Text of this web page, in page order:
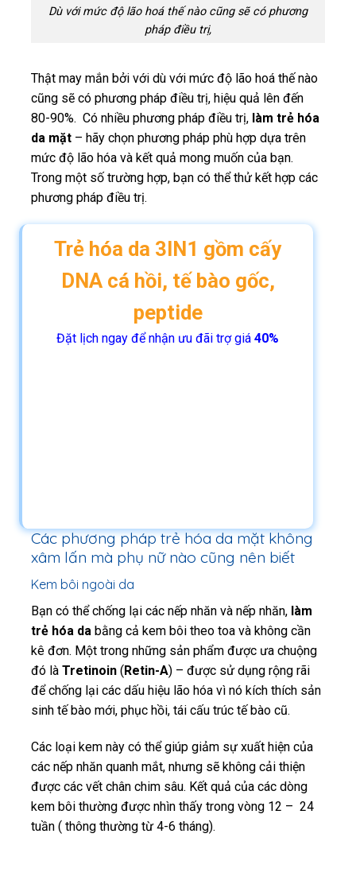
Dù với mức độ lão hoá thế nào cũng sẽ có phương
pháp điều trị,
Thật may mắn bởi với dù với mức độ lão hoá thế nào
cũng sẽ có phương pháp điều trị, hiệu quả lên đến
80-90%. Có nhiều phương pháp điều trị, làm trẻ hóa
da mặt – hãy chọn phương pháp phù hợp dựa trên
mức độ lão hóa và kết quả mong muốn của bạn.
Trong một số trường hợp, bạn có thể thử kết hợp các
phương pháp điều trị.
Trẻ hóa da 3IN1 gồm cấy
DNA cá hồi, tế bào gốc,
peptide
Đặt lịch ngay để nhận ưu đãi trợ giá 40%
Các phương pháp trẻ hóa da mặt không
xâm lấn mà phụ nữ nào cũng nên biết
Kem bôi ngoài da
Bạn có thể chống lại các nếp nhăn và nếp nhăn, làm
trẻ hóa da bằng cả kem bôi theo toa và không cần
kê đơn. Một trong những sản phẩm được ưa chuộng
đó là Tretinoin (Retin-A) – được sử dụng rộng rãi
để chống lại các dấu hiệu lão hóa vì nó kích thích sản
sinh tế bào mới, phục hồi, tái cấu trúc tế bào cũ.
Các loại kem này có thể giúp giảm sự xuất hiện của
các nếp nhăn quanh mắt, nhưng sẽ không cải thiện
được các vết chân chim sâu. Kết quả của các dòng
kem bôi thường được nhìn thấy trong vòng 12 – 24
tuần ( thông thường từ 4-6 tháng).